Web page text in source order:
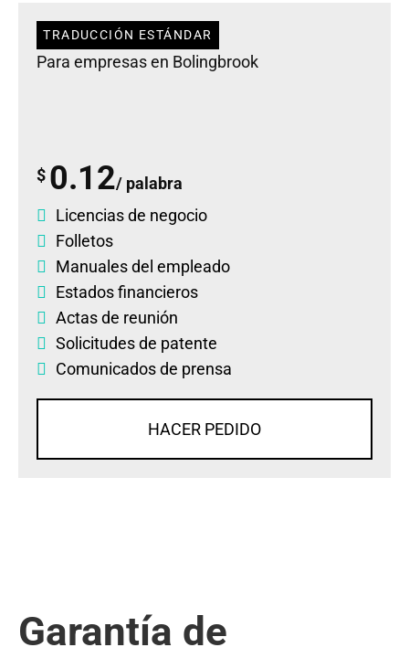
TRADUCCIÓN ESTÁNDAR
Para empresas en Bolingbrook
$ 0.12/ palabra
Licencias de negocio
Folletos
Manuales del empleado
Estados financieros
Actas de reunión
Solicitudes de patente
Comunicados de prensa
HACER PEDIDO
Garantía de